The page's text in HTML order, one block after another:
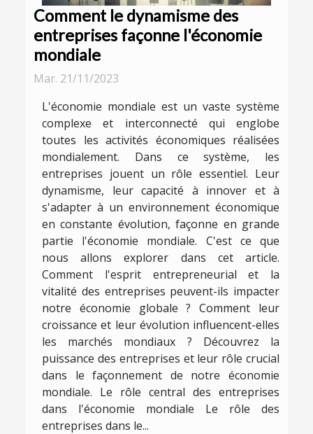
Comment le dynamisme des
entreprises façonne l'économie
mondiale
Mar. 21/11/2023
L'économie mondiale est un vaste système
complexe et interconnecté qui englobe
toutes les activités économiques réalisées
mondialement. Dans ce système, les
entreprises jouent un rôle essentiel. Leur
dynamisme, leur capacité à innover et à
s'adapter à un environnement économique
en constante évolution, façonne en grande
partie l'économie mondiale. C'est ce que
nous allons explorer dans cet article.
Comment l'esprit entrepreneurial et la
vitalité des entreprises peuvent-ils impacter
notre économie globale ? Comment leur
croissance et leur évolution influencent-elles
les marchés mondiaux ? Découvrez la
puissance des entreprises et leur rôle crucial
dans le façonnement de notre économie
mondiale. Le rôle central des entreprises
dans l'économie mondiale Le rôle des
entreprises dans le...